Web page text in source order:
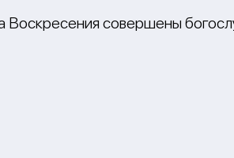
Воскресения совершены